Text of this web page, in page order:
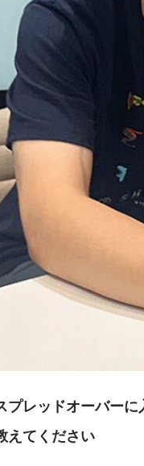
プレッドオーバー
えてください